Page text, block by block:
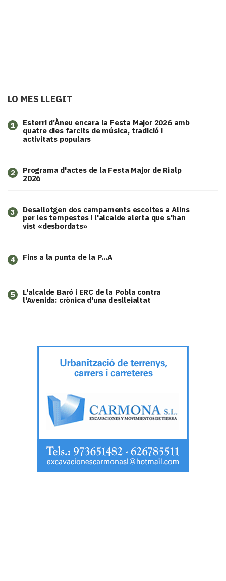
LO MÉS LLEGIT
1
Esterri d’Àneu encara la Festa Major 2026 amb
quatre dies farcits de música, tradició i
activitats populars
2
Programa d'actes de la Festa Major de Rialp
2026
3
​Desallotgen dos campaments escoltes a Alins
per les tempestes i l'alcalde alerta que s'han
vist «desbordats»
4 Fins a la punta de la P...A
5
L'alcalde Baró i ERC de la Pobla contra
l'Avenida: crònica d'una deslleialtat